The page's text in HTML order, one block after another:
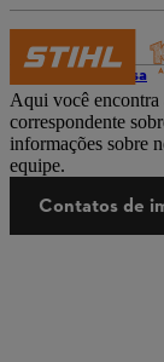
Imprensa
Aqui você
correspondente
informações sobre
equipe.
Contatos de